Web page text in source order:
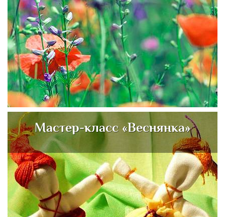
Мастер-класс «Веснянка»